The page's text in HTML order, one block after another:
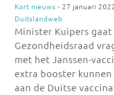
Kort nieuws - 27 januari
Duitslandweb
Minister Kuipers gaat
Gezondheidsraad
met het Janssen-
extra booster
aan de Duitse